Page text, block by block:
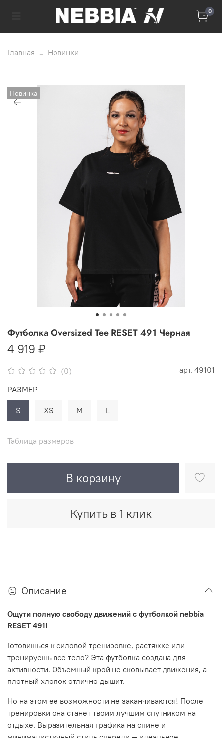
0
Главная Новинки
Новинка
(0) арт. 49101
Футболка Oversized Tee RESET 491 Черная
4 919 ₽
Таблица размеров
В корзину
Купить в 1 клик
РАЗМЕР
S XS M L
Описание
Ощути полную свободу движений с футболкой nebbia
RESET 491!
Готовишься к силовой тренировке, растяжке или
тренируешь все тело? Эта футболка создана для
активности. Объемный крой не сковывает движения, а
плотный хлопок отлично дышит.
Но на этом ее возможности не заканчиваются! После
тренировки она станет твоим лучшим спутником на
отдыхе. Выразительная графика на спине и